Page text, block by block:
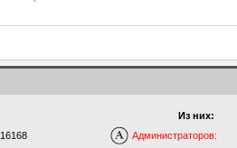
16168
Из них:
Администраторов: